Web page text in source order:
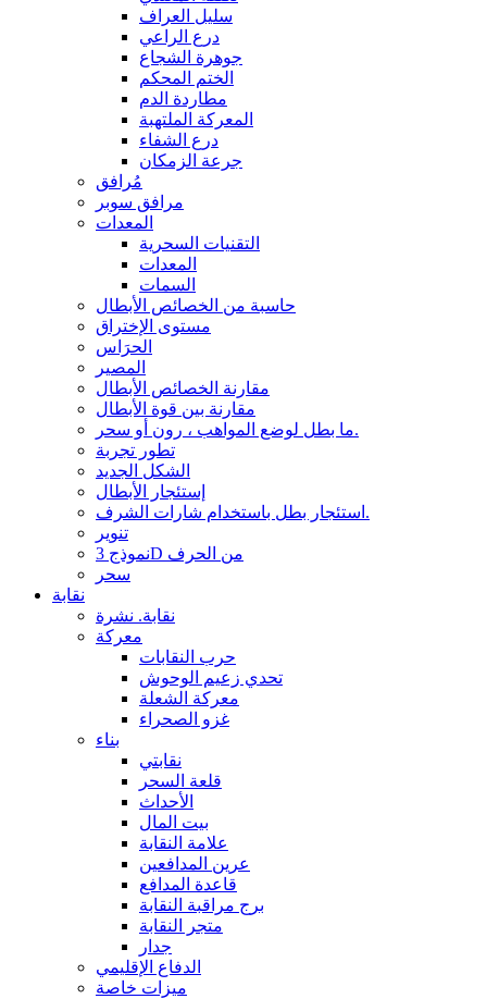
سليل العراف
درع الراعي
جوهرة الشجاع
الختم المحكم
مطاردة الدم
المعركة الملتهبة
درع الشفاء
جرعة الزمكان
مُرافق
مرافق سوبر
المعدات
التقنيات السحرية
المعدات
السمات
حاسبة من الخصائص الأبطال
مستوى الإختراق
الحرَاس
المصير
مقارنة الخصائص الأبطال
مقارنة بين قوة الأبطال
ما بطل لوضع المواهب ، رون أو سحر.
تطور تجربة
الشكل الجديد
إستئجار الأبطال
استئجار بطل باستخدام شارات الشرف.
تنوير
نموذج 3D من الحرف
سحر
نقابة
نقابة. نشرة
معركة
حرب النقابات
تحدي زعيم الوحوش
معركة الشعلة
غزو الصحراء
بناء
نقابتي
قلعة السحر
الأحداث
بيت المال
علامة النقابة
عرين المدافعين
قاعدة المدافع
برج مراقبة النقابة
متجر النقابة
جدار
الدفاع الإقليمي
ميزات خاصة